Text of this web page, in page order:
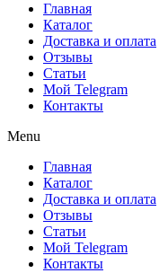
Главная
Каталог
Доставка и оплата
Отзывы
Статьи
Мой Telegram
Контакты
Menu
Главная
Каталог
Доставка и оплата
Отзывы
Статьи
Мой Telegram
Контакты